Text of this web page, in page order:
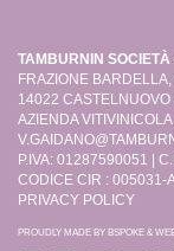
TAMBURNIN
FRAZIONE
14022 CASTELNUOVO
AZIENDA
P.IVA: 01287590051 |
CODICE CIR : 005031-
PRIVACY POLICY
PROUDLY MADE BY BSPOKE &